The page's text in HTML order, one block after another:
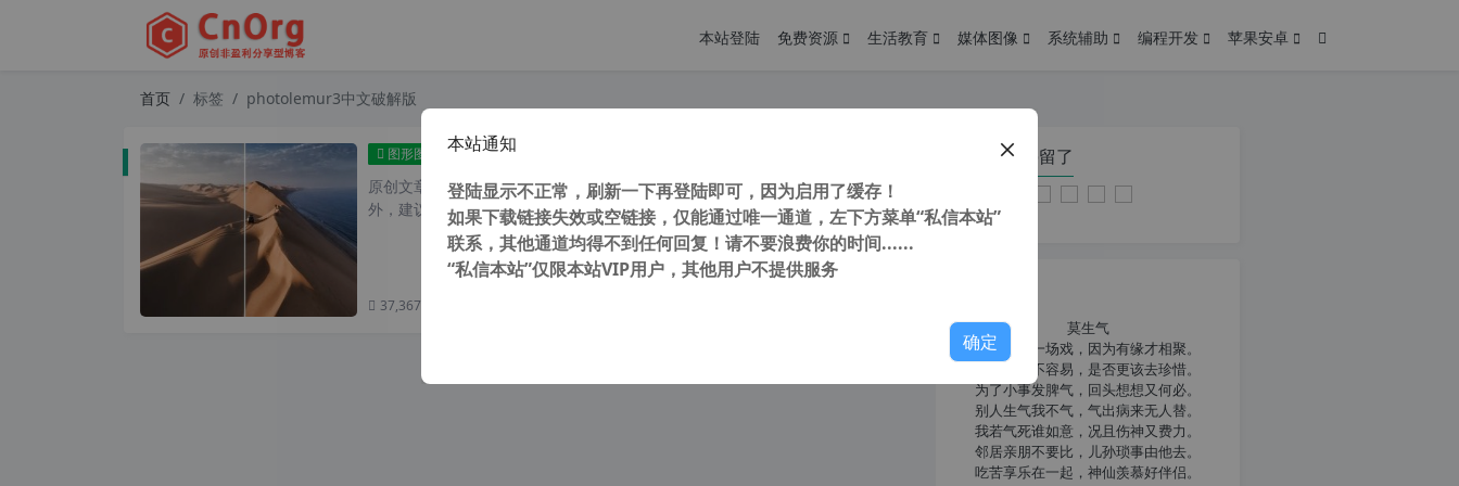
本站登陆 免费资源 生活教育 媒体图像 系统辅助 编程开发 苹果安卓
首页 标签 photolemur3中文破解版
图形图像 Photolemur3 v1.1.0.2443 全自动AI照片处理软件 一键解决照片问题
原创文章，转载请注明： 转载自 cnorg.12hp.de 注意： 由于网站空间位于国
外，建议避开晚上的访问高...
37,367 次浏览
您在本页停留了
莫生气
人生就像一场戏，因为有缘才相聚。
相扶到老不容易，是否更该去珍惜。
为了小事发脾气，回头想想又何必。
别人生气我不气，气出病来无人替。
我若气死谁如意，况且伤神又费力。
邻居亲朋不要比，儿孙琐事由他去。
吃苦享乐在一起，神仙羡慕好伴侣。
本站通知
登陆显示不正常，刷新一下再登陆即可，因为启用了缓存！
如果下载链接失效或空链接，仅能通过唯一通道，左下方菜单“私信本站”
联系，其他通道均得不到任何回复！请不要浪费你的时间......
“私信本站”仅限本站VIP用户，其他用户不提供服务
确定